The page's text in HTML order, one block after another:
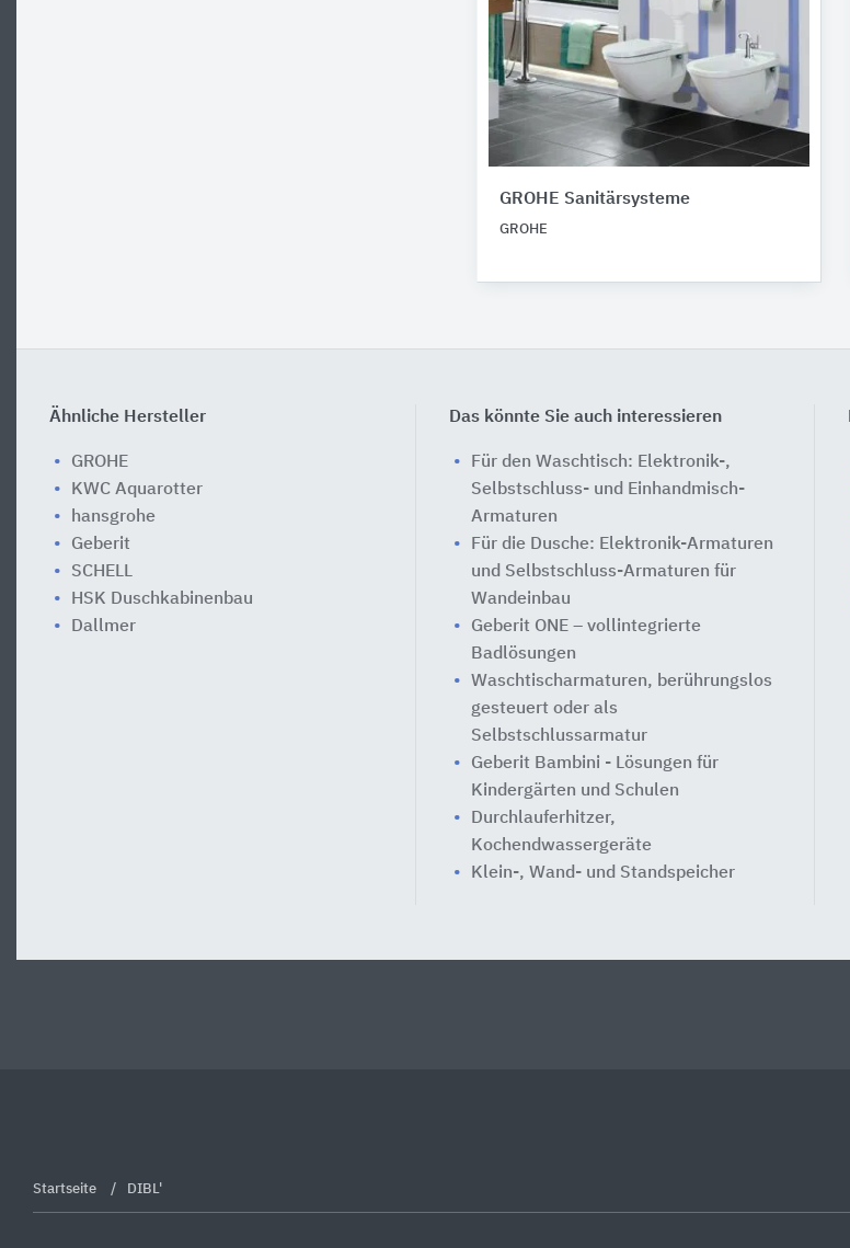
GROHE Sanitärsysteme
GROHE
Ähnliche Hersteller
GROHE
KWC Aquarotter
hansgrohe
Geberit
SCHELL
HSK Duschkabinenbau
Dallmer
Das könnte Sie auch interessieren
Für den Waschtisch: Elektronik-,
Selbstschluss- und Einhandmisch-
Armaturen
Für die Dusche: Elektronik-Armaturen
und Selbstschluss-Armaturen für
Wandeinbau
Geberit ONE – vollintegrierte
Badlösungen
Waschtischarmaturen, berührungslos
gesteuert oder als
Selbstschlussarmatur
Geberit Bambini - Lösungen für
Kindergärten und Schulen
Durchlauferhitzer,
Kochendwassergeräte
Klein-, Wand- und Standspeicher
Startseite DIBL'